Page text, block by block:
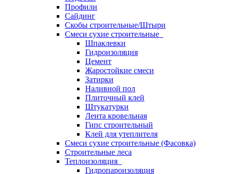
Профили
Сайдинг
Скобы строительные/Штыри
Смеси сухие строительные
Шпаклевки
Гидроизоляция
Цемент
Жаростойкие смеси
Затирки
Наливной пол
Плиточный клей
Штукатурки
Лента кровельная
Гипс строительный
Клей для утеплителя
Смеси сухие строительные (Фасовка)
Строительные леса
Теплоизоляция
Гидропароизоляция